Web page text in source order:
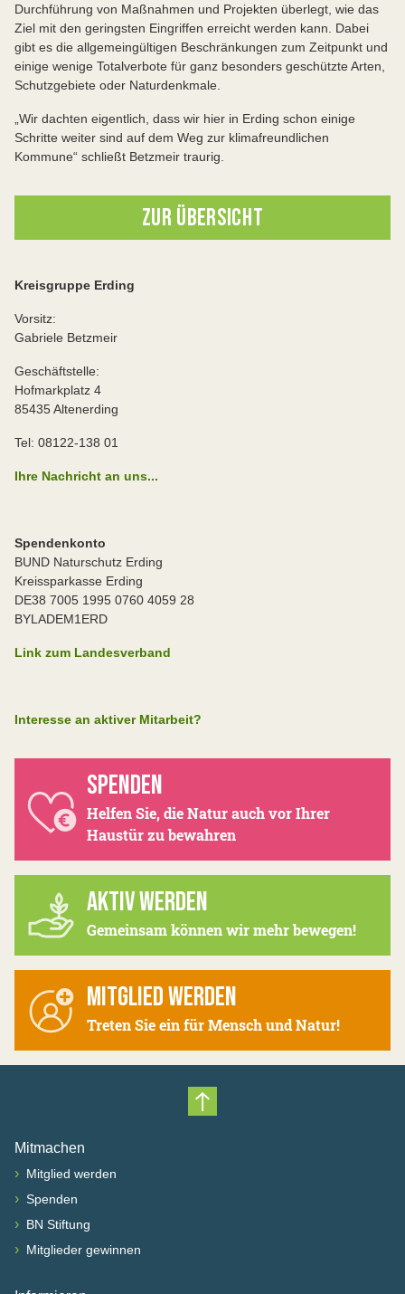
Durchführung von Maßnahmen und Projekten überlegt, wie das
Ziel mit den geringsten Eingriffen erreicht werden kann. Dabei
gibt es die allgemeingültigen Beschränkungen zum Zeitpunkt und
einige wenige Totalverbote für ganz besonders geschützte Arten,
Schutzgebiete oder Naturdenkmale.
„Wir dachten eigentlich, dass wir hier in Erding schon einige
Schritte weiter sind auf dem Weg zur klimafreundlichen
Kommune“ schließt Betzmeir traurig.
ZUR ÜBERSICHT
Kreisgruppe Erding
Vorsitz:
Gabriele Betzmeir
Geschäftstelle:
Hofmarkplatz 4
85435 Altenerding
Tel: 08122-138 01
Ihre Nachricht an uns...
Spendenkonto
BUND Naturschutz Erding
Kreissparkasse Erding
DE38 7005 1995 0760 4059 28
BYLADEM1ERD
Link zum Landesverband
Interesse an aktiver Mitarbeit?
SPENDEN
Helfen Sie, die Natur auch vor Ihrer
Haustür zu bewahren
AKTIV WERDEN
Gemeinsam können wir mehr bewegen!
MITGLIED WERDEN
Treten Sie ein für Mensch und Natur!
Nach oben scrollen
Mitmachen
› Mitglied werden
› Spenden
› BN Stiftung
› Mitglieder gewinnen